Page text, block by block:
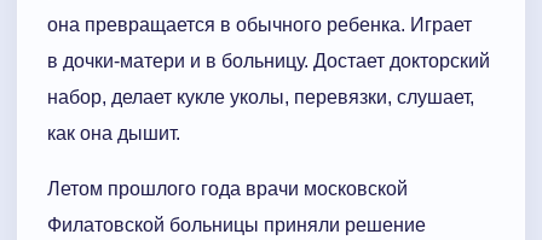
она превращается в обычного ребенка. Играет
в дочки-матери и в больницу. Достает докторский
набор, делает кукле уколы, перевязки, слушает,
как она дышит.
Летом прошлого года врачи московской
Филатовской больницы приняли решение